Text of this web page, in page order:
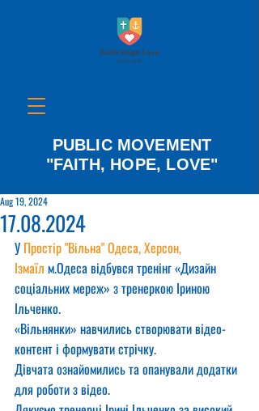
PUBLIC MOVEMENT
"FAITH, HOPE, LOVE"
17.08.2024
Aug 19, 2024
У Простір "Вільна" Одеса, Херсон,
Ізмаїл м.Одеса відбувся тренінг «Дизайн
соціальних мереж» з тренеркою Іриною
Ільченко.
«Вільнянки» навчились створювати відео-
контент і формувати стрічку.
Дівчата ознайомились та опанували додатки
для роботи з відео.